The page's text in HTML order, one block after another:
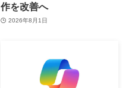
作を改善へ
2026年8月1日